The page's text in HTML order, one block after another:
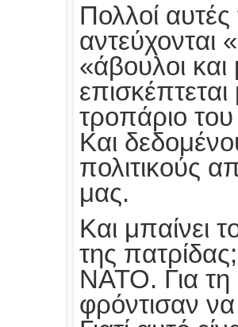
Πολλοί
αντεύχονται
«άβουλοι
τροπάριο
Και
πολιτικούς
μας.
Και μπαίνει
της
ΝΑΤΟ. Για τη
φρόντισαν